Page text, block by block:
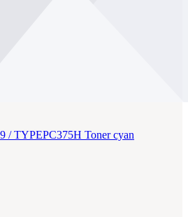
/ TYPEPC375H Toner cyan